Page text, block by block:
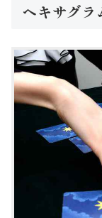
ヘキサグラ